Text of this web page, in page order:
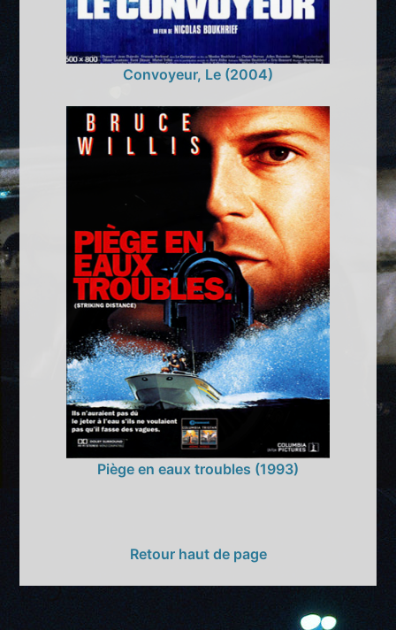
Convoyeur, Le (2004)
Piège en eaux troubles (1993)
Retour haut de page